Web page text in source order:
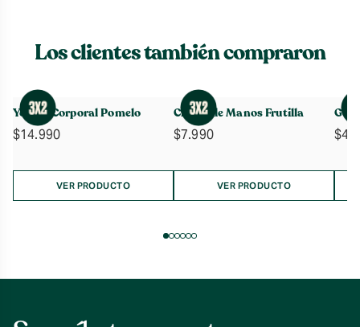
Los clientes también compraron
Yogurt Corporal Pomelo
$14.990
VER PRODUCTO
Crema de Manos Frutilla
$7.990
VER PRODUCTO
Gel
$